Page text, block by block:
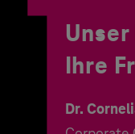
Ihre
Dr.